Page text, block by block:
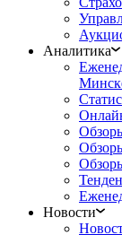
Аналитика
Новости